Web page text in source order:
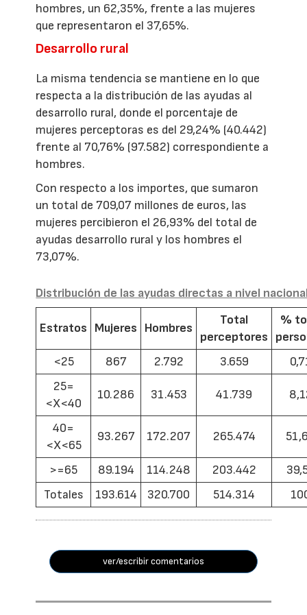
hombres, un 62,35%, frente a las mujeres
que representaron el 37,65%.
Desarrollo rural
La misma tendencia se mantiene en lo que
respecta a la distribución de las ayudas al
desarrollo rural, donde el porcentaje de
mujeres perceptoras es del 29,24% (40.442)
frente al 70,76% (97.582) correspondiente a
hombres.
Con respecto a los importes, que sumaron
un total de 709,07 millones de euros, las
mujeres percibieron el 26,93% del total de
ayudas desarrollo rural y los hombres el
73,07%.
Distribución de las ayudas directas a nivel
Estratos Mujeres Hombres
Total
perceptores
%
<25
867 2.792 3.659
25=
<X<40
10.286 31.453 41.739
40=
<X<65
93.267 172.207 265.474
>=65 89.194 114.248 203.442
Totales
193.614 320.700 514.314
ver/escribir comentarios